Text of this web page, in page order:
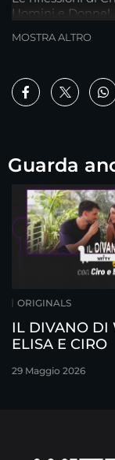
Uomini e Donne!
MOSTRA ALTRO
Guarda
ORIGINALS
IL DIVANO DI
ELISA E CIRO
29 Maggio 2026